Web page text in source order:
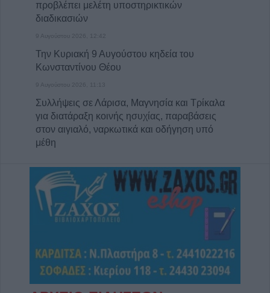
προβλέπει μελέτη υποστηρικτικών
διαδικασιών
9 Αυγούστου 2026, 12:42
Την Κυριακή 9 Αυγούστου κηδεία του
Κωνσταντίνου Θέου
9 Αυγούστου 2026, 11:13
Συλλήψεις σε Λάρισα, Μαγνησία και Τρίκαλα
για διατάραξη κοινής ησυχίας, παραβάσεις
στον αιγιαλό, ναρκωτικά και οδήγηση υπό
μέθη
Διάθεση 1.800 νεοσσών και 235
γεννητόρων κυνηγετικού φασιανού από το
εκτροφείο Μπαλάνου στο Μουζάκι
9 Αυγούστου 2026, 09:38
Από τη Γη στη Σελήνη: Το κομμάτι πύραυλου
που προσέκρουσε στη Σελήνη γίνεται χρυσή
ευκαιρία μελέτης για ειδικούς επιστήμονες
9 Αυγούστου 2026, 09:31